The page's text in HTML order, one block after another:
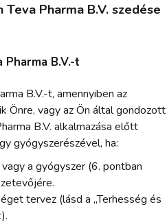
Pharma B.V. szedése
Pharma B.V.-t
B.V.-t, amennyiben az
Önre, vagy az Ön által gondozott
B.V. alkalmazása előtt
gyógyszerészével, ha:
a gyógyszer (6. pontban
tervez (lásd a „Terhesség és